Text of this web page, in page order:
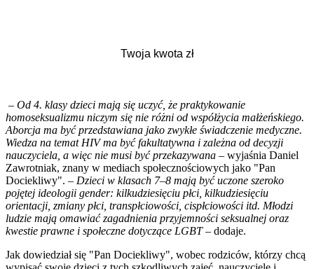
– Od 4. klasy dzieci mają się uczyć, że praktykowanie
homoseksualizmu niczym się nie różni od współżycia małżeńskiego.
Aborcja ma być przedstawiana jako zwykłe świadczenie medyczne.
Wiedza na temat HIV ma być fakultatywna i zależna od decyzji
nauczyciela, a więc nie musi być przekazywana – wyjaśnia Daniel
Zawrotniak, znany w mediach społecznościowych jako "Pan
Dociekliwy". – Dzieci w klasach 7–8 mają być uczone szeroko
pojętej ideologii gender: kilkudziesięciu płci, kilkudziesięciu
orientacji, zmiany płci, transpłciowości, cispłciowości itd. Młodzi
ludzie mają omawiać zagadnienia przyjemności seksualnej oraz
kwestie prawne i społeczne dotyczące LGBT– dodaje.
Jak dowiedział się "Pan Dociekliwy", wobec rodziców, którzy chcą